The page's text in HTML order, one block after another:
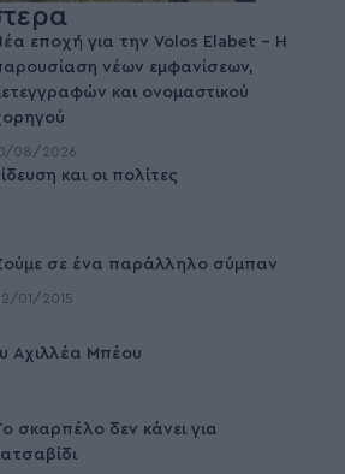
εποχή για την Volos Elabet – H
νέων εμφανίσεων,
και ονομαστικού
08/2026
και οι πολίτες
σε ένα παράλληλο σύμπαν
01/2015
Αχιλλέα Μπέου
σκαρπέλο δεν κάνει για